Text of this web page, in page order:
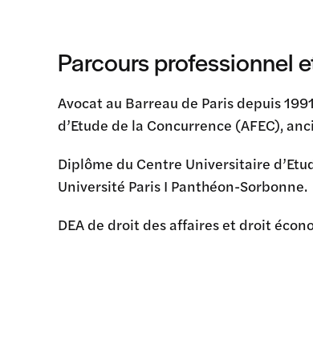
Parcours professionnel
Avocat au Barreau de Paris depuis
d’Etude de la Concurrence (AFEC),
Diplôme du Centre Universitaire
Université Paris I Panthéon-Sorbonne.
DEA de droit des affaires et droit